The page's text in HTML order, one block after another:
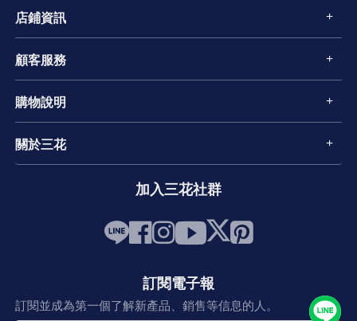
店鋪資訊
顧客服務
購物說明
關於三花
加入三花社群
訂閱電子報
訂閱並成為第一個了解新產品、銷售等信息的人。